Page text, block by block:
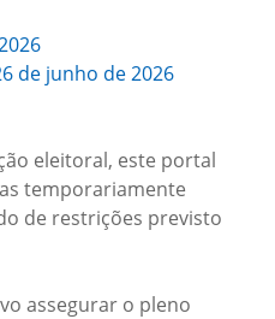
de junho de 2026
eleitoral, este portal
temporariamente
de restrições previsto
assegurar o pleno